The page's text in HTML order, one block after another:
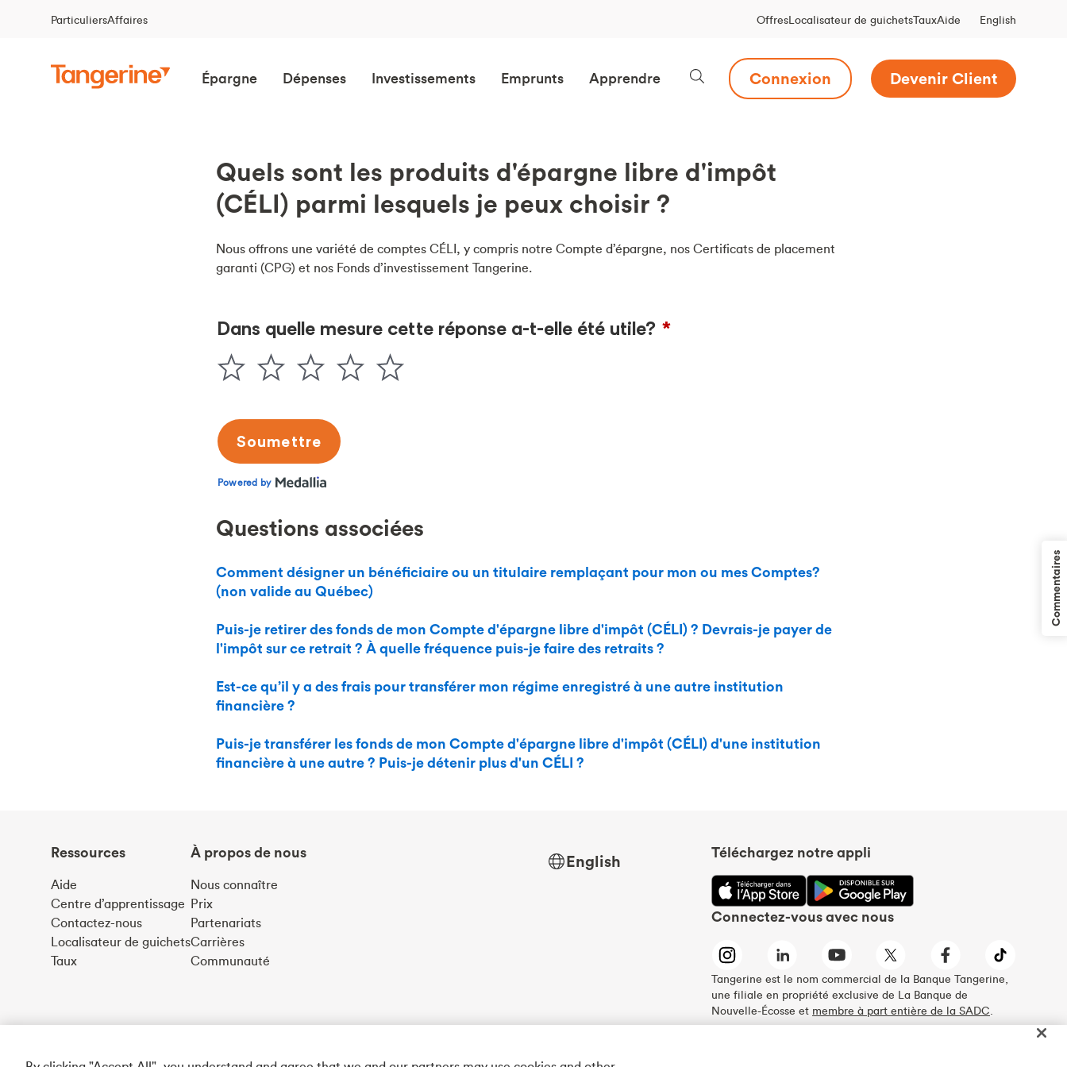
ParticuliersAffaires OffresLocalisateur de guichetsTauxAide English
Épargne Dépenses Investissements Emprunts Apprendre Connexion Devenir Client
Quels sont les produits d'épargne libre d'impôt
(CÉLI) parmi lesquels je peux choisir ?
Nous offrons une variété de comptes CÉLI, y compris notre Compte d’épargne, nos Certificats de placement
garanti (CPG) et nos Fonds d’investissement Tangerine.
Questions associées
Comment désigner un bénéficiaire ou un titulaire remplaçant pour mon ou mes Comptes?
(non valide au Québec)
Puis-je retirer des fonds de mon Compte d'épargne libre d'impôt (CÉLI) ? Devrais-je payer de
l'impôt sur ce retrait ? À quelle fréquence puis-je faire des retraits ?
Est-ce qu’il y a des frais pour transférer mon régime enregistré à une autre institution
financière ?
Puis-je transférer les fonds de mon Compte d'épargne libre d'impôt (CÉLI) d'une institution
financière à une autre ? Puis-je détenir plus d'un CÉLI ?
Ressources
Aide
Centre d’apprentissage
Contactez-nous
Localisateur de guichets
Taux
À propos de nous
Nous connaître
Prix
Partenariats
Carrières
Communauté
English Téléchargez notre appli
Connectez-vous avec nous
Tangerine est le nom commercial de la Banque Tangerine,
une filiale en propriété exclusive de La Banque de
Nouvelle-Écosse et membre à part entière de la SADC.
Commentaires